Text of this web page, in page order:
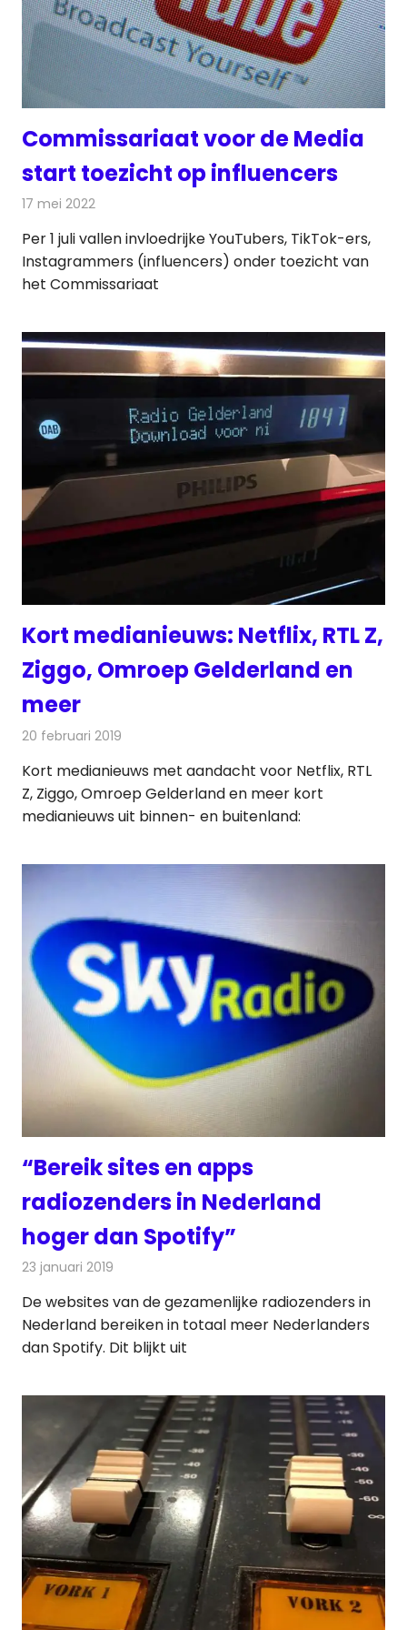
Commissariaat voor de Media
start toezicht op influencers
17 mei 2022
Per 1 juli vallen invloedrijke YouTubers, TikTok-ers,
Instagrammers (influencers) onder toezicht van
het Commissariaat
Kort medianieuws: Netflix, RTL Z,
Ziggo, Omroep Gelderland en
meer
20 februari 2019
Kort medianieuws met aandacht voor Netflix, RTL
Z, Ziggo, Omroep Gelderland en meer kort
medianieuws uit binnen- en buitenland:
“Bereik sites en apps
radiozenders in Nederland
hoger dan Spotify”
23 januari 2019
De websites van de gezamenlijke radiozenders in
Nederland bereiken in totaal meer Nederlanders
dan Spotify. Dit blijkt uit